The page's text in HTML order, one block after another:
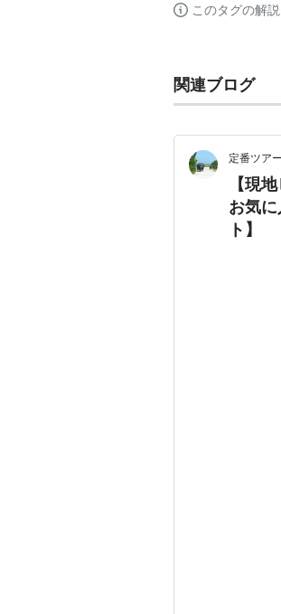
このタグの解
関連ブログ
定番ツア
【現
お気
ト】